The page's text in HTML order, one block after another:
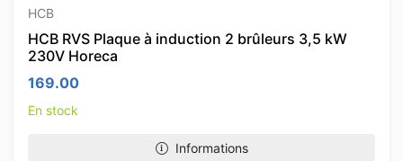
HCB
HCB RVS Plaque à induction 2 brûleurs 3,5 kW
230V Horeca
169.00
En stock
Informations